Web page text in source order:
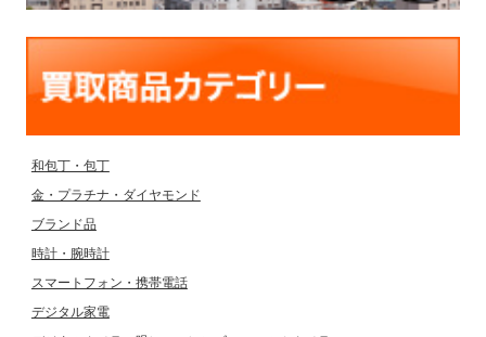
和包丁・包丁
金・プラチナ・ダイヤモンド
ブランド品
時計・腕時計
スマートフォン・携帯電話
デジタル家電